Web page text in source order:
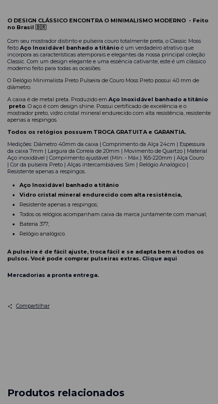
O DESIGN CLÁSSICO ENCONTRA O MINIMALISMO MODERNO - Feito
no Brasil 🇧🇷
Com seu mostrador distinto e pulseira couro totalmente preta, o Classic Moss
feito Aço Inoxidável banhado a titânio é um verdadeiro atrativo que
incorpora as características atemporais e elegantes da nossa principal coleção
Classic. Com um design elegante e uma essência cativante, este é um clássico
moderno feito para todas as ocasiões.
O Relógio Minimalista Preto Pulseira de Couro Moss Preto possui 40 mm de
diâmetro.
A caixa é de metal preta. Produzido em Aço Inoxidável banhado a titânio​
preto. O aço é com design shine. Possui certificado de excelência e o
mostrador preto, vidro cristal mineral endurecido com alta resistência, resistente
apenas a respingos.
Todos os relógios possuem TROCA GRATUITA e GARANTIA.
Medições: Diâmetro 40mm da caixa | Comprimento da Alça 24cm | Espessura
da caixa 7mm | Largura da Correia de 20mm | Movimento de Quartzo | Material
Aço inoxidável | Comprimento ajustável (Mín. - Máx.) 165-220mm | Alça Couro
| Cor da pulseira Preto | Alças intercambiáveis Sim | Relógio Analógico |
Resistente apenas a respingos.
Aço Inoxidável banhado a titânio
Vidro cristal mineral endurecido com alta resistência,
Resistente apenas a respingos;
Todos os relógios acompanham caixa da marca juntamente com manual;
Bateria 377;
Relógio analógico.
A pulseira é de fácil ajuste, troca fácil e se adapta bem a todos os
pulsos. Você pode comprar pulseiras extras. Clique aqui
Mercadorias a pronta entrega.
Compartilhar
Produtos relacionados